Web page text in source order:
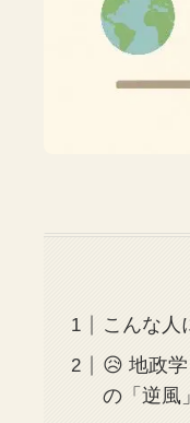
こんな人
😥 地政
の「逆風」